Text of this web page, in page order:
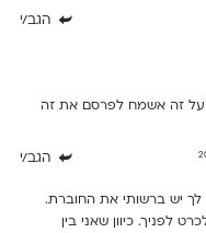
הגב/י
זה אשמח לפרסם את זה
הגב/י
לך יש ברשותי את החוברת.
לפניך. כיוון שאני בין